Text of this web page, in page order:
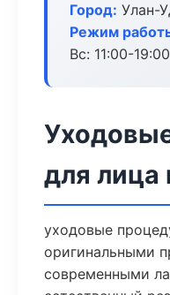
Город: Улан-
Режим
Вс: 11:00-19:00
для лица
уходовые
оригинальными
современными